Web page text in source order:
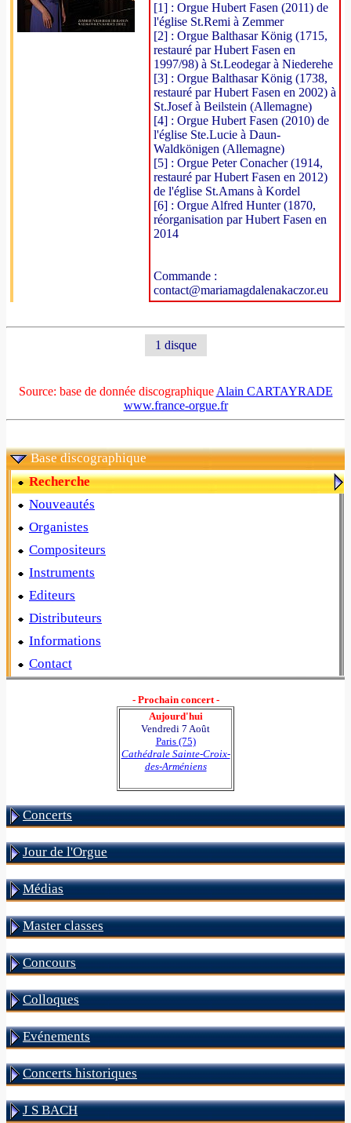
[1] : Orgue Hubert Fasen (2011) de
l'église St.Remi à Zemmer
[2] : Orgue Balthasar König (1715,
restauré par Hubert Fasen en
1997/98) à St.Leodegar à Niederehe
[3] : Orgue Balthasar König (1738,
restauré par Hubert Fasen en 2002) à
St.Josef à Beilstein (Allemagne)
[4] : Orgue Hubert Fasen (2010) de
l'église Ste.Lucie à Daun-
Waldkönigen (Allemagne)
[5] : Orgue Peter Conacher (1914,
restauré par Hubert Fasen en 2012)
de l'église St.Amans à Kordel
[6] : Orgue Alfred Hunter (1870,
réorganisation par Hubert Fasen en
2014
Commande :
contact@mariamagdalenakaczor.eu
1 disque
Source: base de donnée discographique Alain CARTAYRADE
www.france-orgue.fr
Base discographique
Recherche
Nouveautés
Organistes
Compositeurs
Instruments
Editeurs
Distributeurs
Informations
Contact
- Prochain concert -
Aujourd'hui
Vendredi 7 Août
Paris (75)
Cathédrale Sainte-Croix-
des-Arméniens
Concerts
Jour de l'Orgue
Médias
Master classes
Concours
Colloques
Evénements
Concerts historiques
J S BACH